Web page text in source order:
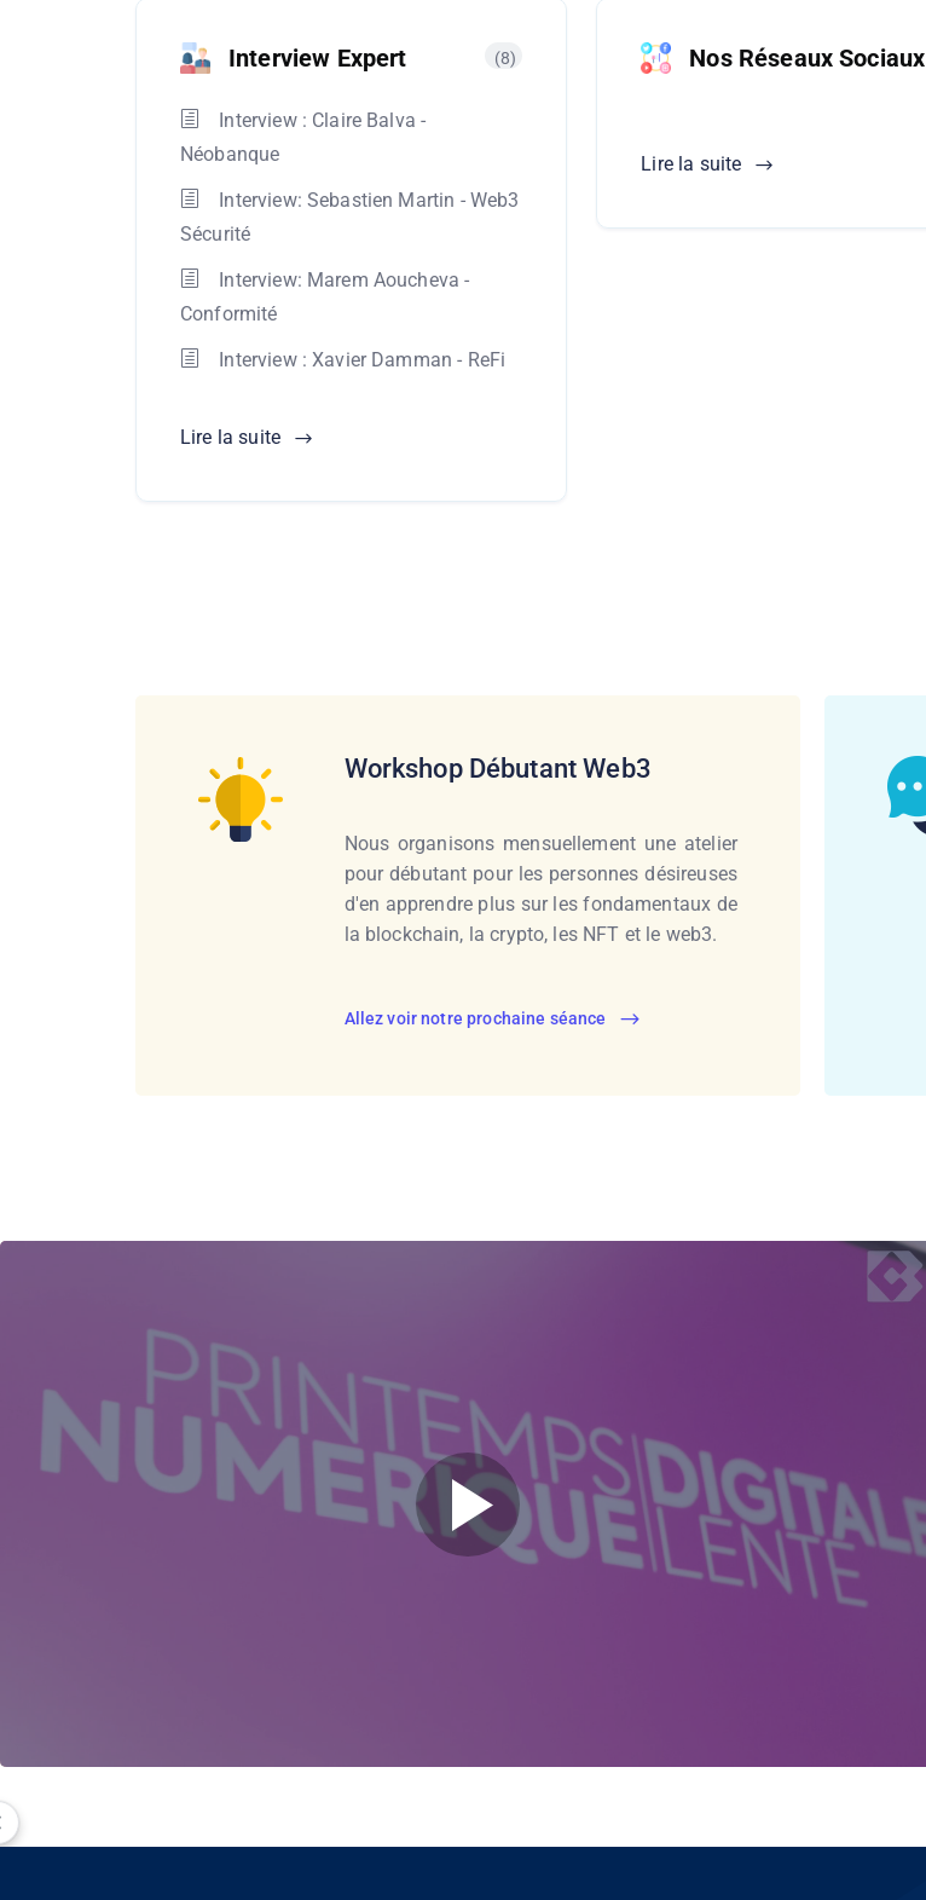
Interview Expert (8)
Interview : Claire Balva -
Néobanque
Interview: Sebastien Martin - Web3
Sécurité
Interview: Marem Aoucheva -
Conformité
Interview : Xavier Damman - ReFi
Lire la suite
Nos Réseaux Sociaux
Lire la suite
Workshop Débutant Web3
Nous organisons mensuellement une atelier
pour débutant pour les personnes désireuses
d'en apprendre plus sur les fondamentaux de
la blockchain, la crypto, les NFT et le web3.
Allez voir notre prochaine séance
Play
Video